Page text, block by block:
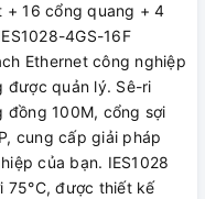
+ 16 cổng quang + 4
4GS-16F
Ethernet công nghiệp
được quản lý. Sê-ri
đồng 100M, cổng sợi
cung cấp giải pháp
của bạn. IES1028
75°C, được thiết kế